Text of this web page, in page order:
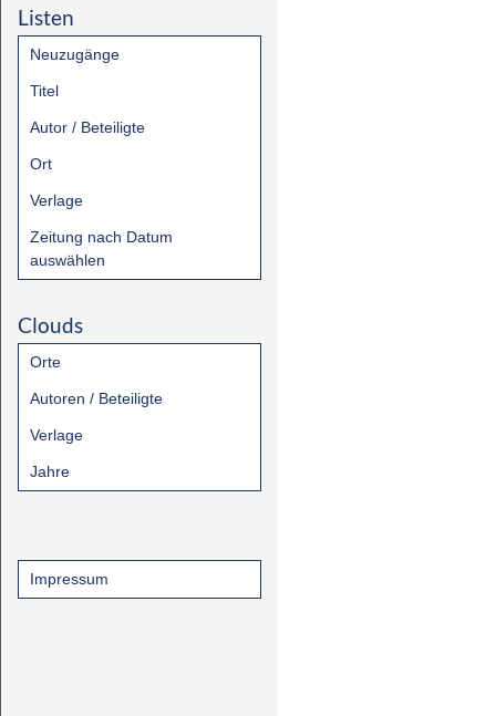
Listen
Neuzugänge
Titel
Autor / Beteiligte
Ort
Verlage
Zeitung nach Datum
auswählen
Clouds
Orte
Autoren / Beteiligte
Verlage
Jahre
Impressum